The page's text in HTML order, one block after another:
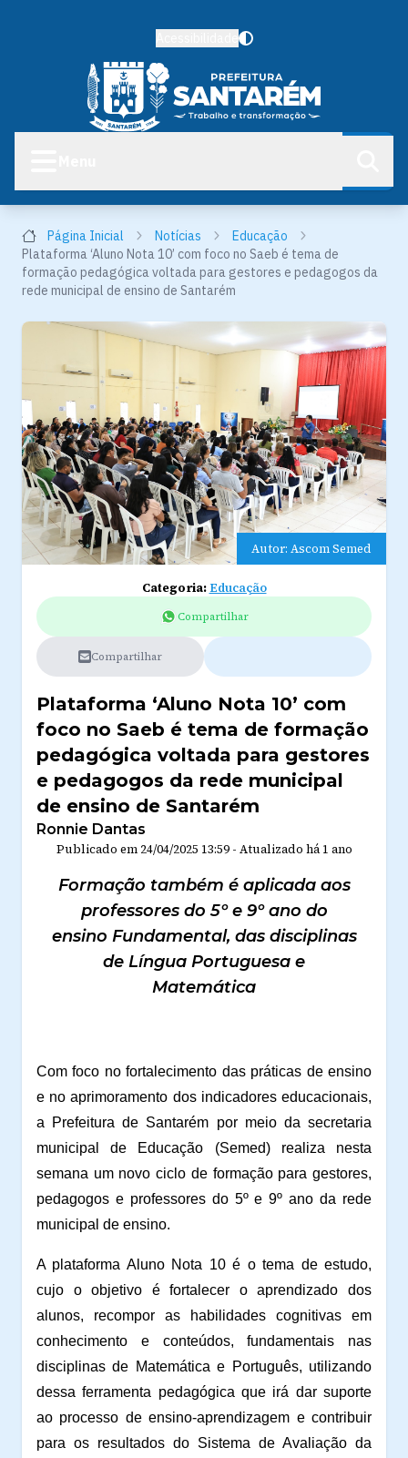
Página Inicial Notícias
Educação
Plataforma ‘Aluno Nota 10’ com foco no Saeb é tema de
formação pedagógica voltada para gestores e pedagogos da
rede municipal de ensino de Santarém
Autor: Ascom Semed
Categoria:Educação
Compartilhar
Compartilhar
Plataforma ‘Aluno Nota 10’ com
foco no Saeb é tema de formação
pedagógica voltada para gestores
e pedagogos da rede municipal
de ensino de Santarém
Ronnie Dantas
Publicado em 24/04/2025 13:59- Atualizado há 1 ano
Formação também é aplicada aos
professores do 5º e 9º ano do
ensino Fundamental, das disciplinas
de Língua Portuguesa e
Matemática
Com foco no fortalecimento das práticas de ensino
e no aprimoramento dos indicadores educacionais,
a Prefeitura de Santarém por meio da secretaria
municipal de Educação (Semed) realiza nesta
semana um novo ciclo de formação para gestores,
pedagogos e professores do 5º e 9º ano da rede
municipal de ensino.
A plataforma Aluno Nota 10 é o tema de estudo,
cujo o objetivo é fortalecer o aprendizado dos
alunos, recompor as habilidades cognitivas em
conhecimento e conteúdos, fundamentais nas
disciplinas de Matemática e Português, utilizando
dessa ferramenta pedagógica que irá dar suporte
ao processo de ensino-aprendizagem e contribuir
para os resultados do Sistema de Avaliação da